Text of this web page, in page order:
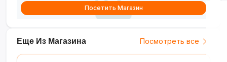
Еще Из Магазина Посмотреть все
Посетить Магазин